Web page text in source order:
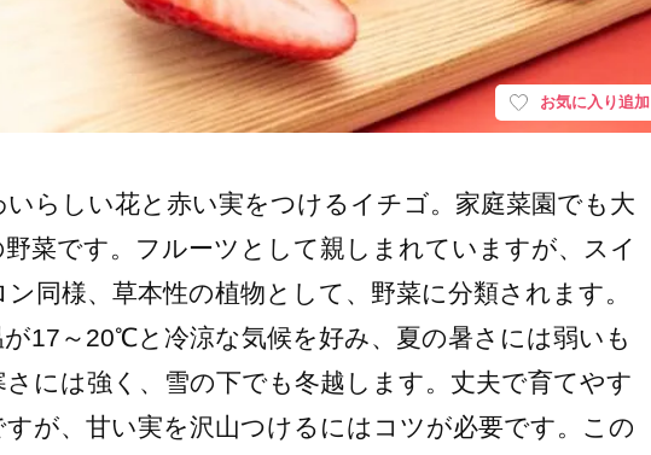
お気に入り追加
いらしい花と赤い実をつけるイチゴ。家庭菜園でも大
野菜です。フルーツとして親しまれていますが、スイ
ン同様、草本性の植物として、野菜に分類されます。
が17～20℃と冷涼な気候を好み、夏の暑さには弱いも
さには強く、雪の下でも冬越します。丈夫で育てやす
すが、甘い実を沢山つけるにはコツが必要です。この